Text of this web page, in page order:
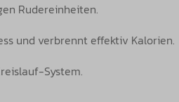
Rudereinheiten.
und verbrennt effektiv Kalorien.
System.